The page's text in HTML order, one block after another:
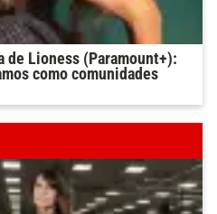
de Lioness (Paramount+):
como comunidades